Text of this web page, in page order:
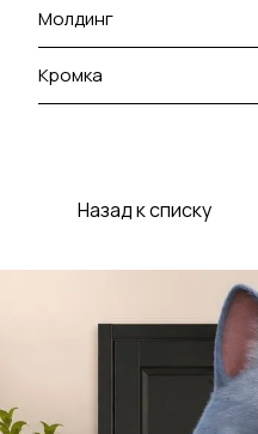
Молдинг
Кромка
Назад к списку